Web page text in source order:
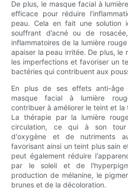
De plus, le masque facial à
efficace pour réduire
peau. Cela en fait une solution
souffrant d’acné ou de
inflammatoires de la lumière
apaiser la peau irritée. De plus, le
les imperfections et favoriser un
bactéries qui contribuent aux
En plus de ses effets anti-âge
masque facial à lumière
contribuer à améliorer le teint et
La thérapie par la lumière
circulation, ce qui à son tour
d'oxygène et de nutriments
favorisant ainsi un teint plus sain
peut également réduire
par le soleil et de
production de mélanine, le
brunes et de la décoloration.